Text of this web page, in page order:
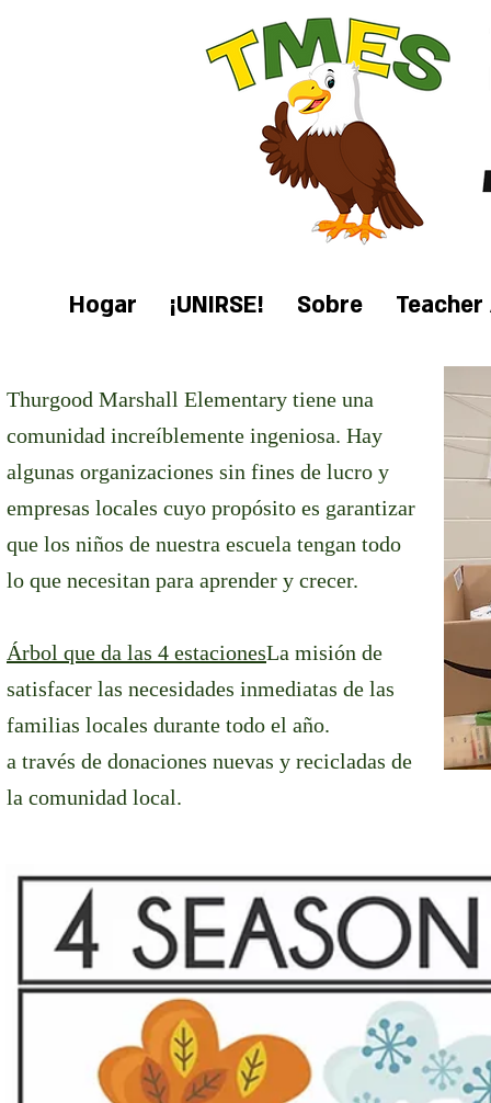
Hogar ¡UNIRSE! Sobre
Thurgood Marshall Elementary tiene una
comunidad increíblemente ingeniosa. Hay
algunas organizaciones sin fines de lucro y
empresas locales cuyo propósito es garantizar
que los niños de nuestra escuela tengan todo
lo que necesitan para aprender y crecer.
Árbol que da las 4 estacionesLa misión de
satisfacer las necesidades inmediatas de las
familias locales durante todo el año.
a través de donaciones nuevas y recicladas de
la comunidad local.